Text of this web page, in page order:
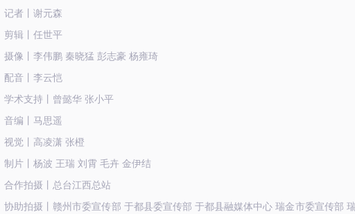
记者丨谢元森
剪辑丨任世平
摄像丨李伟鹏 秦晓猛 彭志豪 杨雍琦
配音丨李云恺
学术支持丨曾懿华 张小平
音编丨马思遥
视觉丨高凌潇 张橙
制片丨杨波 王瑞 刘霄 毛卉 金伊结
合作拍摄丨总台江西总站
协助拍摄丨赣州市委宣传部 于都县委宣传部 于都县融媒体中心 瑞金市委宣传部